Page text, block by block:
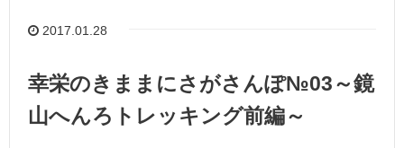
2017.01.28
幸栄のきままにさがさんぽ№03～鏡
山へんろトレッキング前編～